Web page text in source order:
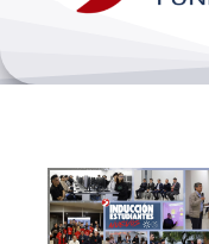
Investigación
Extension y